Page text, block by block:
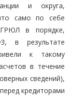
и округа,
само по себе
в порядке,
в результате
к такому
в течение
сведений),
кредиторами